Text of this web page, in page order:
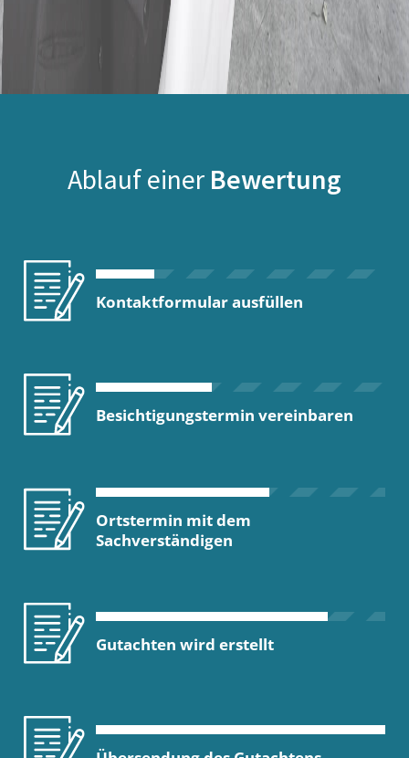
Ablauf einer Bewertung
Kontaktformular ausfüllen
Besichtigungstermin vereinbaren
Ortstermin mit dem
Sachverständigen
Gutachten wird erstellt